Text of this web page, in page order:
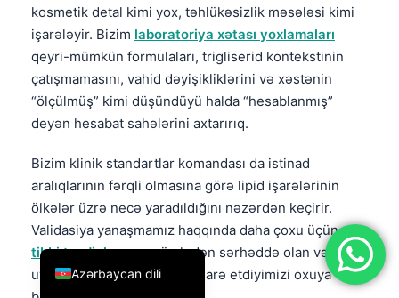
kosmetik detal kimi yox, təhlükəsizlik məsələsi kimi
işarələyir. Bizim laboratoriya xətası yoxlamaları
qeyri-mümkün formulaları, trigliserid kontekstinin
çatışmamasını, vahid dəyişikliklərini və xəstənin
“ölçülmüş” kimi düşündüyü halda “hesablanmış”
deyən hesabat sahələrini axtarırıq.
Bizim klinik standartlar komandası da istinad
aralıqlarının fərqli olmasına görə lipid işarələrinin
ölkələr üzrə necə yaradıldığını nəzərdən keçirir.
Validasiya yanaşmamız haqqında daha çoxu üçün
tibbi təsdiqləmə, o cümlədən sərhəddə olan və
uyğunsuz nəticələri necə idarə etdiyimizi oxuya
Azərbaycan dili
English
Deutsch
العربية
Français
עִבְרִית
Italiano
Português
Ελληνικά